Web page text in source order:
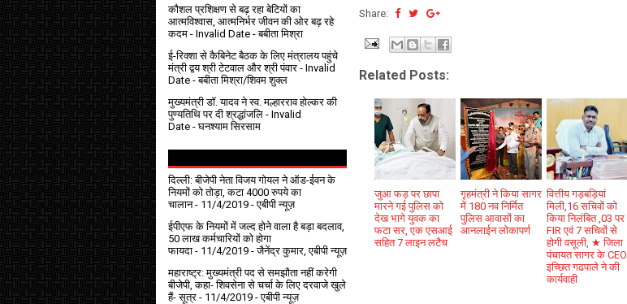
Share:
Related Posts:
जुआ फड़ पर छापा
मारने गई पुलिस को
देख भागे युवक का
फटा सर, एक एसआई
सहित 7 लाइन लटैच
गृहमंत्री ने किया सागर
में 180 नव निर्मित
पुलिस आवासों का
आनलाईन लोकापर्ण
वित्तीय गड़बड़ियां
मिली,16 सचिवों को
किया निलंबित ,03 पर
FIR एवं 7 सचिवों से
होगी वसूली, ★ जिला
पंचायत सागर के CEO
इच्छित गढपाले ने की
कार्यवाही
कौशल प्रशिक्षण से बढ़ रहा बेटियों का
आत्मविश्वास, आत्मनिर्भर जीवन की ओर बढ़ रहे
कदम - Invalid Date - बबीता मिश्रा
ई-रिक्शा से कैबिनेट बैठक के लिए मंत्रालय पहुंचे
मंत्री द्वय श्री टेटवाल और श्री पंवार - Invalid
Date - बबीता मिश्रा/शिवम शुक्ल
मुख्यमंत्री डॉ. यादव ने स्व. मल्हारराव होल्कर की
पुण्यतिथि पर दी श्रद्धांजलि - Invalid
Date - घनश्याम सिरसाम
दिल्ली: बीजेपी नेता विजय गोयल ने ऑड-ईवन के
नियमों को तोड़ा, कटा 4000 रुपये का
चालान- 11/4/2019 - एबीपी न्यूज़
ईपीएफ के नियमों में जल्द होने वाला है बड़ा बदलाव,
50 लाख कर्मचारियों को होगा
फायदा - 11/4/2019 - जैनेंद्र कुमार, एबीपी न्यूज़
महाराष्ट्र: मुख्यमंत्री पद से समझौता नहीं करेगी
बीजेपी, कहा- शिवसेना से चर्चा के लिए दरवाजे खुले
हैं- सूत्र - 11/4/2019 - एबीपी न्यूज़